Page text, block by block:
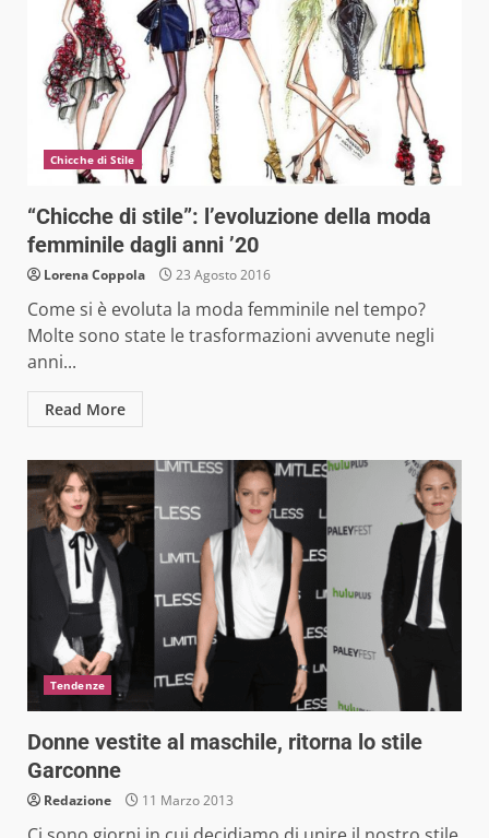
Chicche di Stile
“Chicche di stile”: l’evoluzione della moda
femminile dagli anni ’20
Lorena Coppola 23 Agosto 2016
Come si è evoluta la moda femminile nel tempo?
Molte sono state le trasformazioni avvenute negli
anni...
Read More
Tendenze
Donne vestite al maschile, ritorna lo stile
Garconne
Redazione 11 Marzo 2013